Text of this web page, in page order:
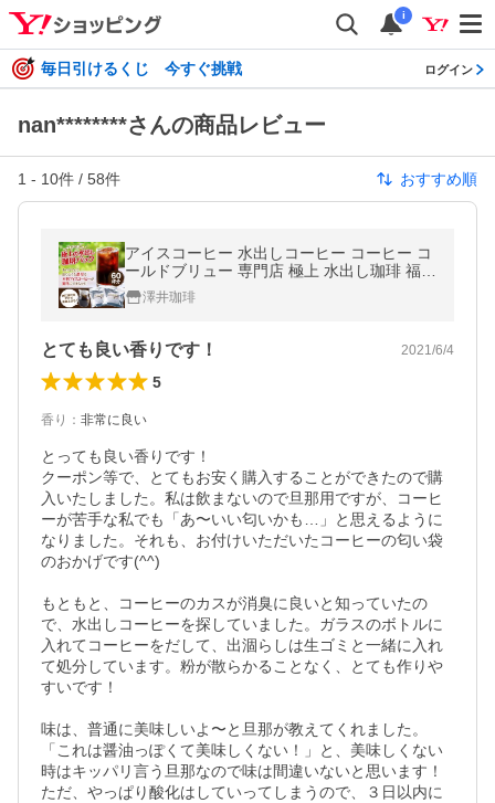
i
毎日引けるくじ 今すぐ挑戦 ログイン
nan********さんの商品レビュー
1 - 10件 / 58件 おすすめ順
アイスコーヒー 水出しコーヒー コーヒー コ
ールドブリュー 専門店 極上 水出し珈琲 福袋
（1袋10パック入り×2） グルメ 【RD】 【T
S】澤井珈琲
とても良い香りです！ 2021/6/4
5
香り ： 非常に良い
とっても良い香りです！
クーポン等で、とてもお安く購入することができたので購
入いたしました。私は飲まないので旦那用ですが、コーヒ
ーが苦手な私でも「あ〜いい匂いかも…」と思えるように
なりました。それも、お付けいただいたコーヒーの匂い袋
のおかげです(^^)
もともと、コーヒーのカスが消臭に良いと知っていたの
で、水出しコーヒーを探していました。ガラスのボトルに
入れてコーヒーをだして、出涸らしは生ゴミと一緒に入れ
て処分しています。粉が散らかることなく、とても作りや
すいです！
味は、普通に美味しいよ〜と旦那が教えてくれました。
「これは醤油っぽくて美味しくない！」と、美味しくない
時はキッパリ言う旦那なので味は間違いないと思います！
ただ、やっぱり酸化はしていってしまうので、３日以内に